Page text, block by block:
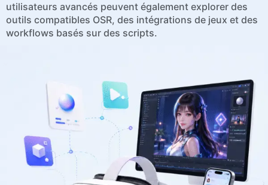
utilisateurs avancés peuvent également explorer des
outils compatibles OSR, des intégrations de jeux et des
workflows basés sur des scripts.